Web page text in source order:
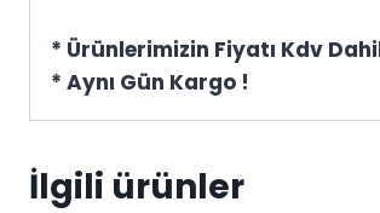
* Ürünlerimizin Fiyatı Kdv
* Aynı Gün Kargo !
İlgili ürünler